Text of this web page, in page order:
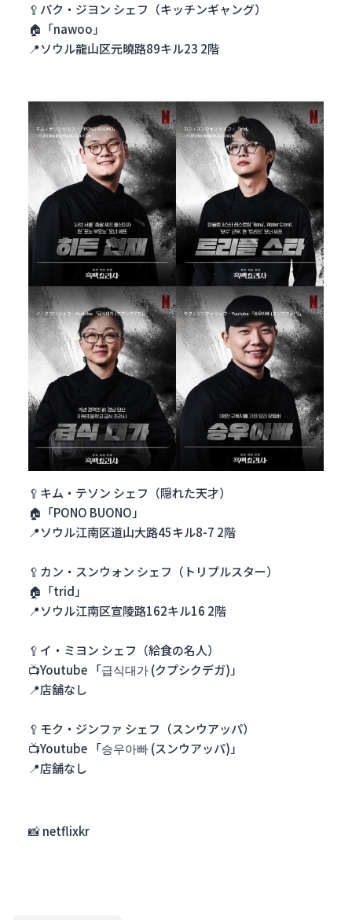
🥄パク・ジヨン シェフ（キッチンギャング）
🏠「nawoo」
📍ソウル龍山区元曉路89キル23 2階
🥄キム・テソン シェフ（隠れた天才）
🏠「PONO BUONO」
📍ソウル江南区道山大路45キル8-7 2階
🥄カン・スンウォン シェフ（トリプルスター）
🏠「trid」
📍ソウル江南区宣陵路162キル16 2階
🥄イ・ミヨン シェフ（給食の名人）
📺Youtube 「급식대가 (クプシクデガ)」
📍店舗なし
🥄モク・ジンファ シェフ（スンウアッパ）
📺Youtube 「승우아빠 (スンウアッパ)」
📍店舗なし
📸 netflixkr